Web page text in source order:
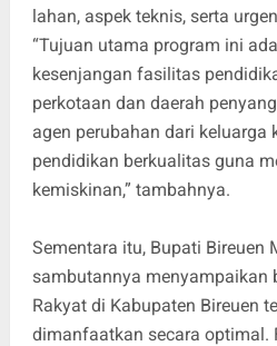
lahan, aspek teknis, serta
“Tujuan utama program ini
kesenjangan fasilitas
perkotaan dan daerah
agen perubahan dari keluarga
pendidikan berkualitas guna
kemiskinan,” tambahnya.
Sementara itu, Bupati Bireuen
sambutannya menyampaikan
Rakyat di Kabupaten Bireuen
dimanfaatkan secara optimal.